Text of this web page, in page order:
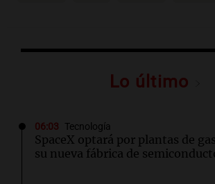
Lo último
06:03 Tecnología
SpaceX optará por plantas de
su nueva fábrica de